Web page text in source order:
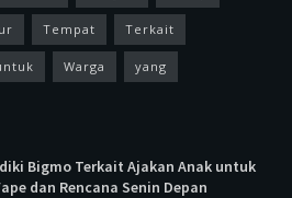
Tempat Terkait
Warga yang
Bigmo Terkait Ajakan Anak untuk
dan Rencana Senin Depan